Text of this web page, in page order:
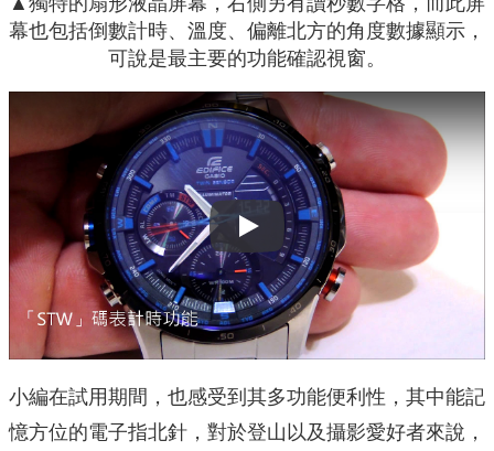
幕也包括倒數計時、溫度、偏離北方的角度數據顯示，
可說是最主要的功能確認視窗。
Play
小編在試用期間，也感受到其多功能便利性，其中能記
憶方位的電子指北針，對於登山以及攝影愛好者來說，